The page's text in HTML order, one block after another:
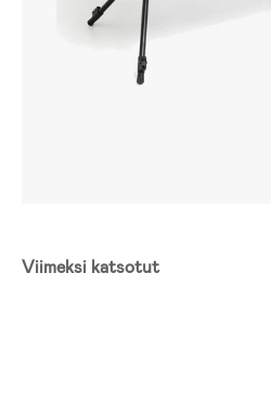
Viimeksi katsotut